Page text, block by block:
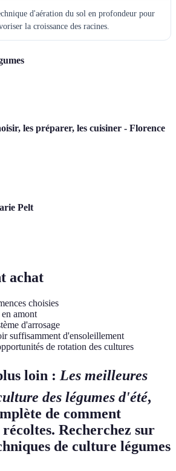
d'aération du sol en profondeur pour
la croissance des racines.
les préparer, les cuisiner - Florence
Pelt
achat
choisies
amont
d'arrosage
suffisamment d'ensoleillement
de rotation des cultures
loin : Les meilleures
des légumes d'été,
de comment
Recherchez sur
de culture légumes